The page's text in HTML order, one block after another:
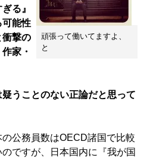
頑張って働いてますよ、
と
る』
可能性
衝撃の
家・
うことのない正論だと思って
公務員数はOECD諸国で比較
ですが、日本国内に『我が国